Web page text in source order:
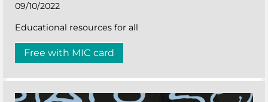
09/10/2022
Educational resources for all
Free with MIC card